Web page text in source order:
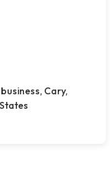
Cary,